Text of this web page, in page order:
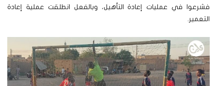
فشرعوا في عمليات إعادة التأهيل، وبالفعل انطلقت عملية إعادة
التعمير.